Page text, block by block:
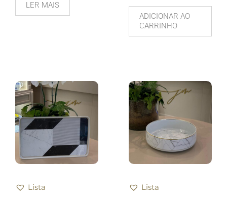
LER MAIS
ADICIONAR AO
CARRINHO
Lista
Lista